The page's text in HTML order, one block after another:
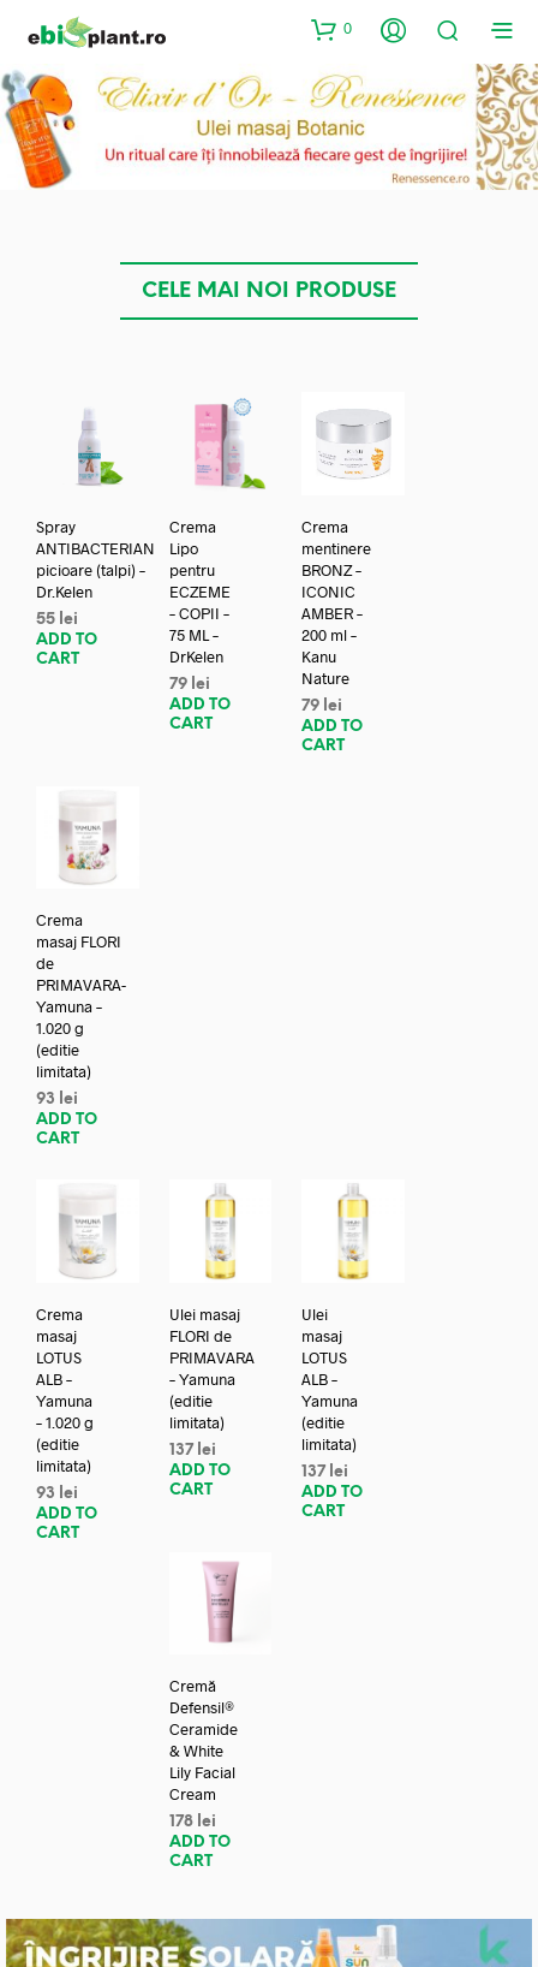
0
CELE MAI NOI PRODUSE
Spray
ANTIBACTERIAN
picioare (talpi) –
Dr.Kelen
55 lei
ADD TO
CART
Crema
Lipo
pentru
ECZEME
– COPII –
75 ML –
DrKelen
79 lei
ADD TO
CART
Crema
mentinere
BRONZ –
ICONIC
AMBER –
200 ml –
Kanu
Nature
79 lei
ADD TO
CART
Crema
masaj FLORI
de
PRIMAVARA-
Yamuna –
1.020 g
(editie
limitata)
93
lei
ADD TO
CART
Crema
masaj
LOTUS
ALB –
Yamuna
– 1.020 g
(editie
limitata)
93
lei
ADD TO
CART
Ulei masaj
FLORI de
PRIMAVARA
– Yamuna
(editie
limitata)
137 lei
ADD TO
CART
Ulei
masaj
LOTUS
ALB –
Yamuna
(editie
limitata)
137 lei
ADD TO
CART
Cremă
Defensil®
Ceramide
& White
Lily Facial
Cream
178 lei
ADD TO
CART